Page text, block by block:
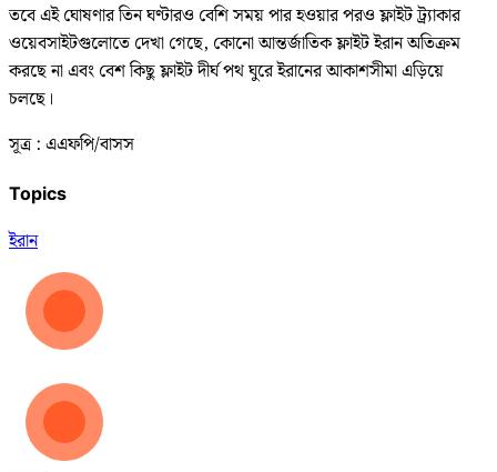
তবে এই ঘোষণার তিন ঘণ্টারও বেশি সময় পার হওয়ার পরও ফ্লাইট ট্র্যাকার
ওয়েবসাইটগুলোতে দেখা গেছে, কোনো আন্তর্জাতিক ফ্লাইট ইরান অতিক্রম
করছে না এবং বেশ কিছু ফ্লাইট দীর্ঘ পথ ঘুরে ইরানের আকাশসীমা এড়িয়ে
চলছে।
সূত্র : এএফপি/বাসস
Topics
ইরান